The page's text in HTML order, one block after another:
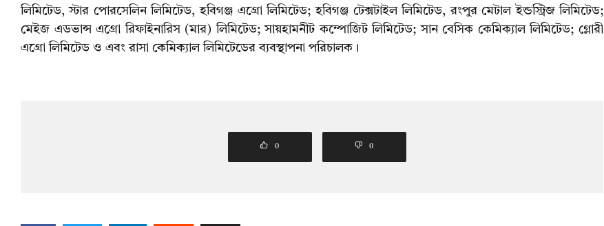
লিমিটেড, স্টার পোরসেলিন লিমিটেড, হবিগঞ্জ এগ্রো লিমিটেড; হবিগঞ্জ টেক্সটাইল লিমিটেড, রংপুর মেটাল ইন্ডস্ট্রিজ লিমিটেড;
মেইজ এডভান্স এগ্রো রিফাইনারিস (মার) লিমিটেড; সায়হামনীট কম্পোজিট লিমিটেড; সান বেসিক কেমিক্যাল লিমিটেড; গ্লোরী
এগ্রো লিমিটেড ও এবং রাসা কেমিক্যাল লিমিটেডের ব্যবস্থাপনা পরিচালক।
0 0